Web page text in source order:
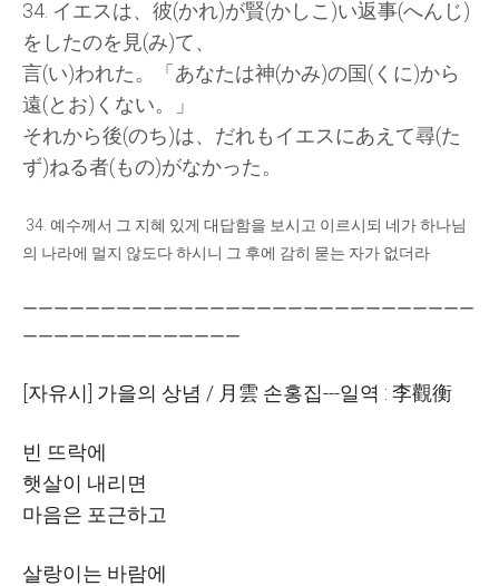
34. イエスは、 彼(かれ)が賢(かしこ )い返事(へんじ)
をしたのを 見(み)て、
言(い)われた。「 あなたは神(かみ)の国(くに)から
遠(とお) くない。」
それから後(のち)は、 だれもイエスにあえて尋(た
ず)ねる者(もの)がなかった。
34. 예수께서 그 지혜 있게 대답함을 보시고 이르시되 네가 하나님
의 나라에 멀지 않도다 하시니 그 후에 감히 묻는 자가 없더라
ーーーーーーーーーーーーーーーーーーーーーーーーーーーーー
ーーーーーーーーーーーーーー
자유시 가을의 상념 / 月雲 손홍집---일역 : 李觀衡
빈 뜨락에
햇살이 내리면
마음은 포근하고
살랑이는 바람에